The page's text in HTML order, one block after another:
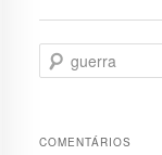
Pesquisar
COMENTÁRIOS